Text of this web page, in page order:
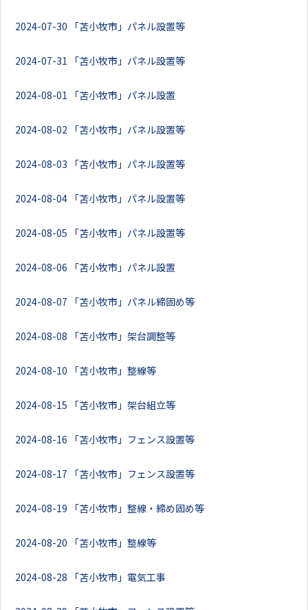
2024-07-30 「苫小牧市」パネル設置等
2024-07-31 「苫小牧市」パネル設置等
2024-08-01 「苫小牧市」パネル設置
2024-08-02 「苫小牧市」パネル設置等
2024-08-03 「苫小牧市」パネル設置等
2024-08-04 「苫小牧市」パネル設置等
2024-08-05 「苫小牧市」パネル設置等
2024-08-06 「苫小牧市」パネル設置
2024-08-07 「苫小牧市」パネル締固め等
2024-08-08 「苫小牧市」架台調整等
2024-08-10 「苫小牧市」整線等
2024-08-15 「苫小牧市」架台組立等
2024-08-16 「苫小牧市」フェンス設置等
2024-08-17 「苫小牧市」フェンス設置等
2024-08-19 「苫小牧市」整線・締め固め等
2024-08-20 「苫小牧市」整線等
2024-08-28 「苫小牧市」電気工事